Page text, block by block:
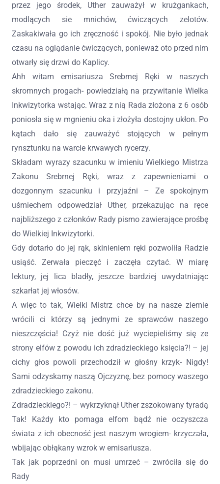
przez jego środek, Uther zauważył w krużgankach,
modlących sie mnichów, ćwiczących zelotów.
Zaskakiwała go ich zręczność i spokój. Nie było jednak
czasu na oglądanie ćwiczących, ponieważ oto przed nim
otwarły się drzwi do Kaplicy.
Ahh witam emisariusza Srebrnej Ręki w naszych
skromnych progach- powiedziałą na przywitanie Wielka
Inkwizytorka wstając. Wraz z nią Rada złożona z 6 osób
poniosła się w mgnieniu oka i złożyła dostojny ukłon. Po
kątach dało się zauważyć stojących w pełnym
rynsztunku na warcie krwawych rycerzy.
Składam wyrazy szacunku w imieniu Wielkiego Mistrza
Zakonu Srebrnej Ręki, wraz z zapewnieniami o
dozgonnym szacunku i przyjaźni – Ze spokojnym
uśmiechem odpowedział Uther, przekazując na ręce
najbliższego z członków Rady pismo zawierające prośbę
do Wielkiej Inkwizytorki.
Gdy dotarło do jej rąk, skinieniem ręki pozwoliła Radzie
usiąść. Zerwała pieczęć i zaczęła czytać. W miarę
lektury, jej lica bladły, jeszcze bardziej uwydatniając
szkarłat jej włosów.
A więc to tak, Wielki Mistrz chce by na nasze ziemie
wrócili ci którzy są jednymi ze sprawców naszego
nieszczęścia! Czyż nie dość już wyciepieliśmy się ze
strony elfów z powodu ich zdradzieckiego księcia?! – jej
cichy głos powoli przechodził w głośny krzyk- Nigdy!
Sami odzyskamy naszą Ojczyznę, bez pomocy waszego
zdradzieckiego zakonu.
Zdradzieckiego?! – wykrzyknął Uther zszokowany tyradą
Tak! Każdy kto pomaga elfom bądź nie oczyszcza
świata z ich obecność jest naszym wrogiem- krzyczała,
wbijając obłąkany wzrok w emisariusza.
Tak jak poprzedni on musi umrzeć – zwróciła się do
Rady